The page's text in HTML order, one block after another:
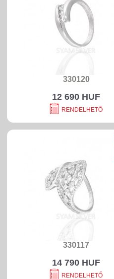
330120
12 690 HUF
RENDELHETŐ
330117
14 790 HUF
RENDELHETŐ